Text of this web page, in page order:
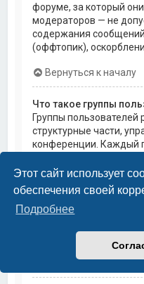
Этот сайт использует
обеспечения своей
Подробнее
форуме, за который
модераторов — не
содержания
(оффтопик),
Вернуться к началу
Что такое группы
Группы пользователей
структурные части,
конференции. Каждый
могут быть назначены
доступа. Это
назначение прав
количеству
пользователям
Вернуться к началу